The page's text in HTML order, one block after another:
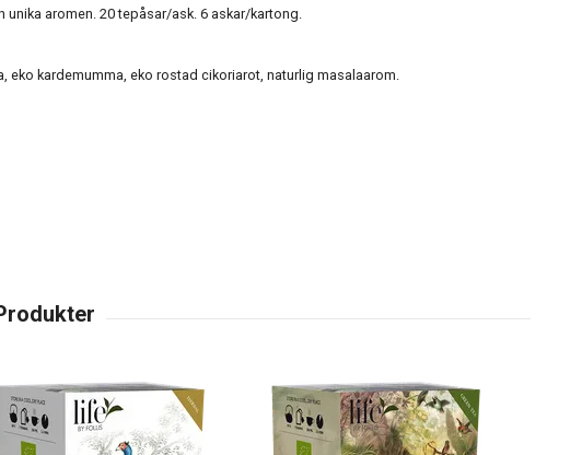
aromen. 20 tepåsar/ask. 6 askar/kartong.
eko kardemumma, eko rostad cikoriarot, naturlig masalaarom.